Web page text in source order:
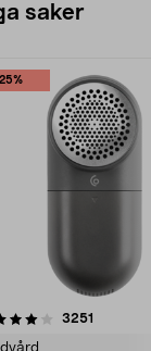
saker
3251
4.5av 5 stjärnor